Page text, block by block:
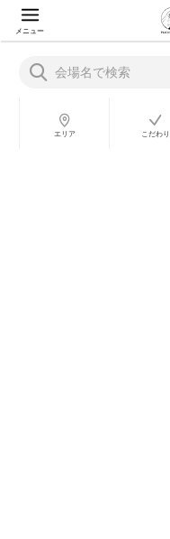
メニュー
会場名で検索
エリア こだわり